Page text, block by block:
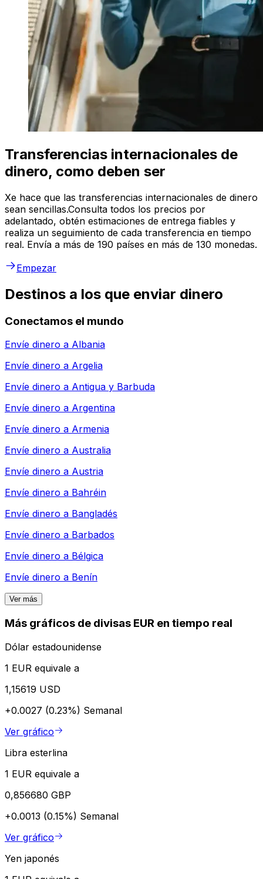
Transferencias internacionales de
dinero, como deben ser
Xe hace que las transferencias internacionales de dinero
sean sencillas.Consulta todos los precios por
adelantado, obtén estimaciones de entrega fiables y
realiza un seguimiento de cada transferencia en tiempo
real. Envía a más de 190 países en más de 130 monedas.
Empezar
Destinos a los que enviar dinero
Conectamos el mundo
Envíe dinero a Albania
Envíe dinero a Argelia
Envíe dinero a Antigua y Barbuda
Envíe dinero a Argentina
Envíe dinero a Armenia
Envíe dinero a Australia
Envíe dinero a Austria
Envíe dinero a Bahréin
Envíe dinero a Bangladés
Envíe dinero a Barbados
Envíe dinero a Bélgica
Envíe dinero a Benín
Ver más
Más gráficos de divisas EUR en tiempo real
Dólar estadounidense
1 EUR equivale a
1,15619 USD
+0.0027 (0.23%) Semanal
Ver gráfico
Libra esterlina
1 EUR equivale a
0,856680 GBP
+0.0013 (0.15%) Semanal
Ver gráfico
Yen japonés